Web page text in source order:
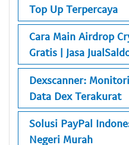
Top Up Terpercaya
Cara Main Airdrop
Gratis | Jasa
Dexscanner:
Data Dex Terakurat
Solusi PayPal
Negeri Murah